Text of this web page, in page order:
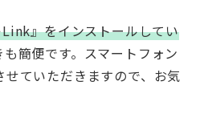
』をインストールしてい
簡便です。スマートフォン
ていただきますので、お気